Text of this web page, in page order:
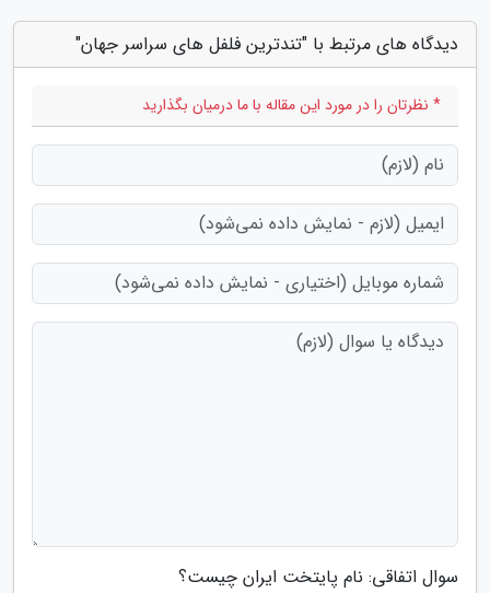
دیدگاه های مرتبط با "تندترین فلفل های سراسر جهان"
* نظرتان را در مورد این مقاله با ما درمیان بگذارید
سوال اتفاقی: نام پایتخت ایران چیست؟